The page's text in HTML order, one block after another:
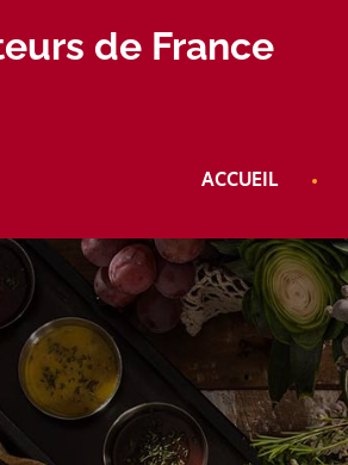
de France
ACCUEIL